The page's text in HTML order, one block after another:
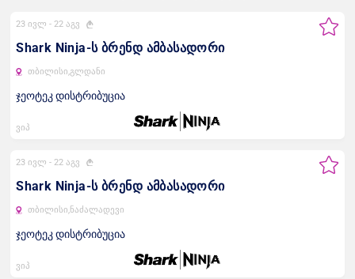
Shark Ninja-ს ბრენდ ამბასადორი
თბილისი,გლდანი
ჯეოტეკ დისტრიბუცია
23 ივლ -22 აგვ
ვიპ
Shark Ninja-ს ბრენდ ამბასადორი
თბილისი,ნაძალადევი
ჯეოტეკ დისტრიბუცია
23 ივლ -22 აგვ
ვიპ